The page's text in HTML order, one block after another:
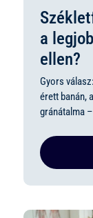
a
ellen?
Gyors
érett banán,
gránátalma